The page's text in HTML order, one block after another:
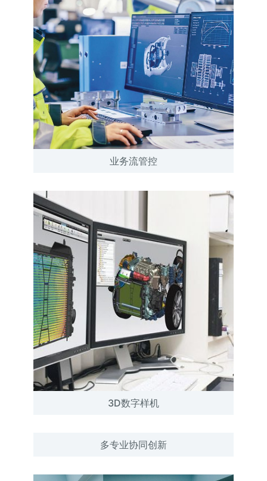
业务流管控
3D数字样机
多专业协同创新